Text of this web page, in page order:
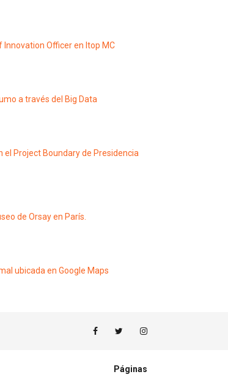
Innovation Officer en Itop MC
a través del Big Data
el Project Boundary de Presidencia
de Orsay en París.
ubicada en Google Maps
Páginas